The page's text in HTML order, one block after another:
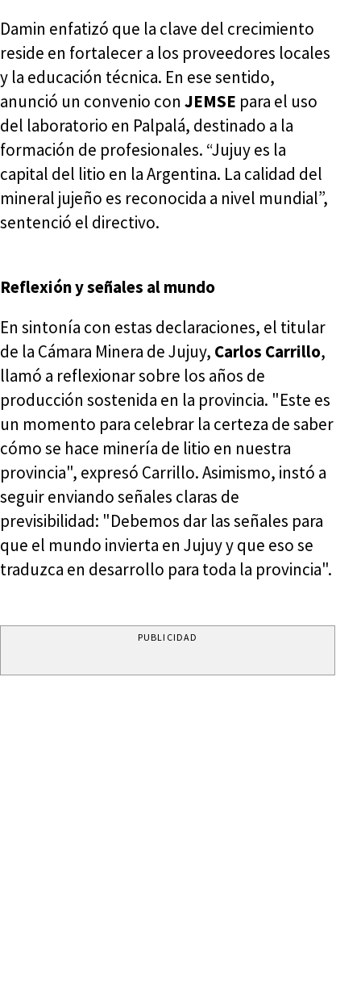
Damin enfatizó que la clave del crecimiento
reside en fortalecer a los proveedores locales
y la educación técnica. En ese sentido,
anunció un convenio con JEMSE para el uso
del laboratorio en Palpalá, destinado a la
formación de profesionales. “Jujuy es la
capital del litio en la Argentina. La calidad del
mineral jujeño es reconocida a nivel mundial”,
sentenció el directivo.
Reflexión y señales al mundo
En sintonía con estas declaraciones, el titular
de la Cámara Minera de Jujuy, Carlos Carrillo,
llamó a reflexionar sobre los años de
producción sostenida en la provincia. "Este es
un momento para celebrar la certeza de saber
cómo se hace minería de litio en nuestra
provincia", expresó Carrillo. Asimismo, instó a
seguir enviando señales claras de
previsibilidad: "Debemos dar las señales para
que el mundo invierta en Jujuy y que eso se
traduzca en desarrollo para toda la provincia".
PUBLICIDAD